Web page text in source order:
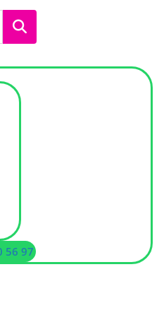
Ara
56 97